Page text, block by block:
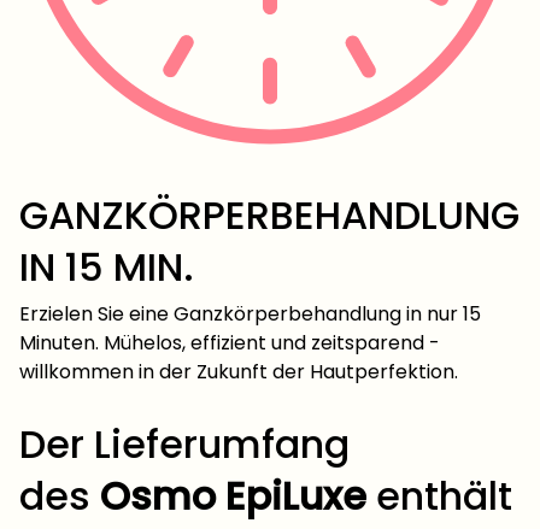
GANZKÖRPERBEHANDLUNG
IN 15 MIN.
Erzielen Sie eine Ganzkörperbehandlung in nur 15
Minuten. Mühelos, effizient und zeitsparend -
willkommen in der Zukunft der Hautperfektion.
Der Lieferumfang
des Osmo EpiLuxe enthält